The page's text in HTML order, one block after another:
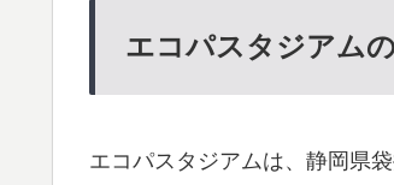
エコパスタジアム
エコパスタジアムは、静岡県